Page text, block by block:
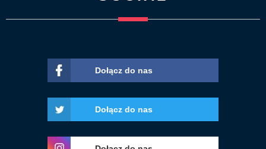
Dołącz do nas
Dołącz do nas